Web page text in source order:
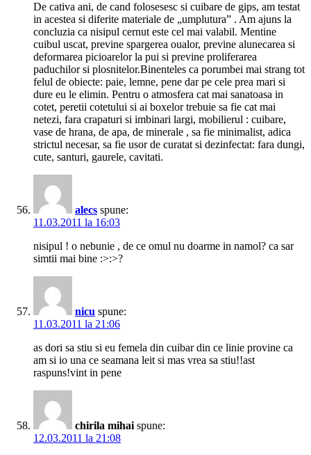
De cativa ani, de cand folosesesc si cuibare de gips, am testat
in acestea si diferite materiale de „umplutura” . Am ajuns la
concluzia ca nisipul cernut este cel mai valabil. Mentine
cuibul uscat, previne spargerea oualor, previne alunecarea si
deformarea picioarelor la pui si previne proliferarea
paduchilor si plosnitelor.Binenteles ca porumbei mai strang tot
felul de obiecte: paie, lemne, pene dar pe cele prea mari si
dure eu le elimin. Pentru o atmosfera cat mai sanatoasa in
cotet, peretii cotetului si ai boxelor trebuie sa fie cat mai
netezi, fara crapaturi si imbinari largi, mobilierul : cuibare,
vase de hrana, de apa, de minerale , sa fie minimalist, adica
strictul necesar, sa fie usor de curatat si dezinfectat: fara dungi,
cute, santuri, gaurele, cavitati.
alecs spune:
11.03.2011 la 16:03
nisipul ! o nebunie , de ce omul nu doarme in namol? ca sar
simtii mai bine :>:>?
nicu spune:
11.03.2011 la 21:06
as dori sa stiu si eu femela din cuibar din ce linie provine ca
am si io una ce seamana leit si mas vrea sa stiu!!ast
raspuns!vint in pene
chirila mihai spune:
12.03.2011 la 21:08